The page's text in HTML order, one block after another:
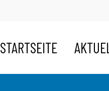
STARTSEITE